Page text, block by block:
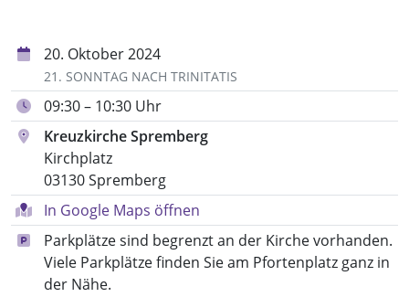
20. Oktober 2024
21. SONNTAG NACH TRINITATIS
09:30 – 10:30 Uhr
Kreuzkirche Spremberg
Kirchplatz
03130 Spremberg
In Google Maps öffnen
Parkplätze sind begrenzt an der Kirche vorhanden.
Viele Parkplätze finden Sie am Pfortenplatz ganz in
der Nähe.